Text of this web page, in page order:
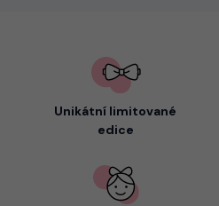
Unikátní limitované
edice